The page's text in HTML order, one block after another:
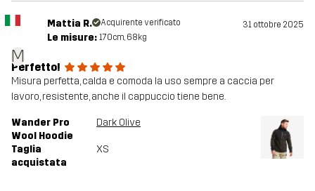
M
Mattia R. Acquirente verificato 31 ottobre 2025
Le misure: 170cm, 68kg
Perfetto!
Misura perfetta, calda e comoda la uso sempre a caccia per
lavoro, resistente, anche il cappuccio tiene bene.
Wander Pro
Wool Hoodie
Dark Olive
Taglia
acquistata
XS